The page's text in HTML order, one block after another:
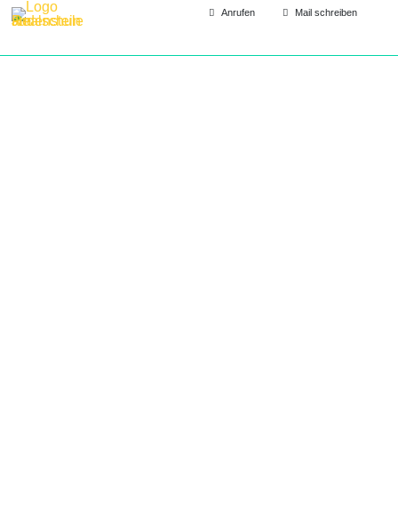
Anrufen Mail schreiben